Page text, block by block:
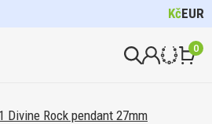
KčEUR
0
Divine Rock pendant 27mm